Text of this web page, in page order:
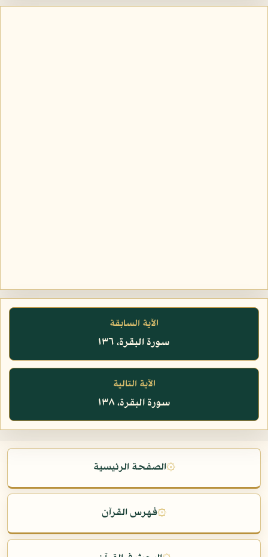
الآية السابقة
سورة البقرة، ١٣٦
الآية التالية
سورة البقرة، ١٣٨
۞الصفحة الرئيسية
۞فهرس القرآن